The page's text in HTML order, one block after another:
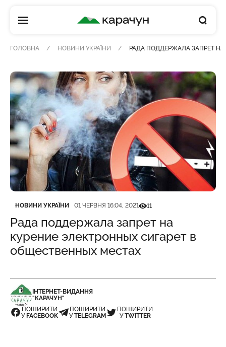
КАРАЧУН
ГОЛОВНА НОВИНИ УКРАЇНИ РАДА ПОДДЕРЖАЛА ЗАПРЕТ
Категорія
НОВИНИ УКРАЇНИ
Дата публікації 01 ЧЕРВНЯ 16:04, 2021Кількість переглядів
11
Рада поддержала запрет на
курение электронных сигарет в
общественных местах
ІНТЕРНЕТ-ВИДАННЯ
"КАРАЧУН"
ПОШИРИТИ
У FACEBOOK
ПОШИРИТИ
УTELEGRAM
ПОШИРИТИ
УTWITTER